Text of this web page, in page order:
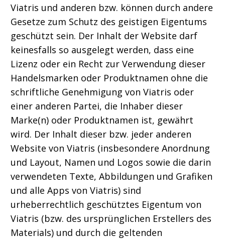
Viatris und anderen bzw. können durch andere
Gesetze zum Schutz des geistigen Eigentums
geschützt sein. Der Inhalt der Website darf
keinesfalls so ausgelegt werden, dass eine
Lizenz oder ein Recht zur Verwendung dieser
Handelsmarken oder Produktnamen ohne die
schriftliche Genehmigung von Viatris oder
einer anderen Partei, die Inhaber dieser
Marke(n) oder Produktnamen ist, gewährt
wird. Der Inhalt dieser bzw. jeder anderen
Website von Viatris (insbesondere Anordnung
und Layout, Namen und Logos sowie die darin
verwendeten Texte, Abbildungen und Grafiken
und alle Apps von Viatris) sind
urheberrechtlich geschütztes Eigentum von
Viatris (bzw. des ursprünglichen Erstellers des
Materials) und durch die geltenden